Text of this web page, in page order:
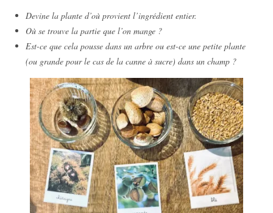
Devine la plante d’où provient l’ingrédient entier.
Où se trouve la partie que l’on mange ?
Est-ce que cela pousse dans un arbre ou est-ce une petite plante
(ou grande pour le cas de la canne à sucre) dans un champ ?